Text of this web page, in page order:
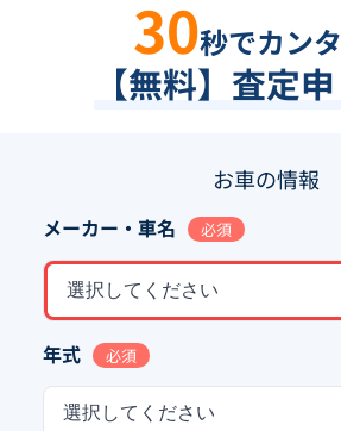
30秒でカン
【無料】査定
お車の情報
メーカー・車名 必須
選択してください
年式 必須
選択してください